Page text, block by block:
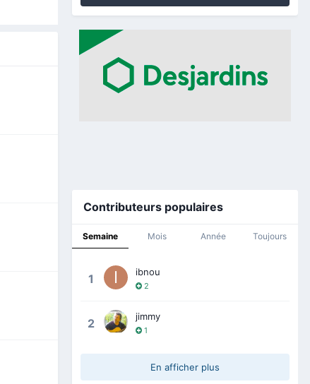
Contributeurs populaires
Semaine Mois Année Toujours
1 ibnou
2
2 jimmy
1
En afficher plus